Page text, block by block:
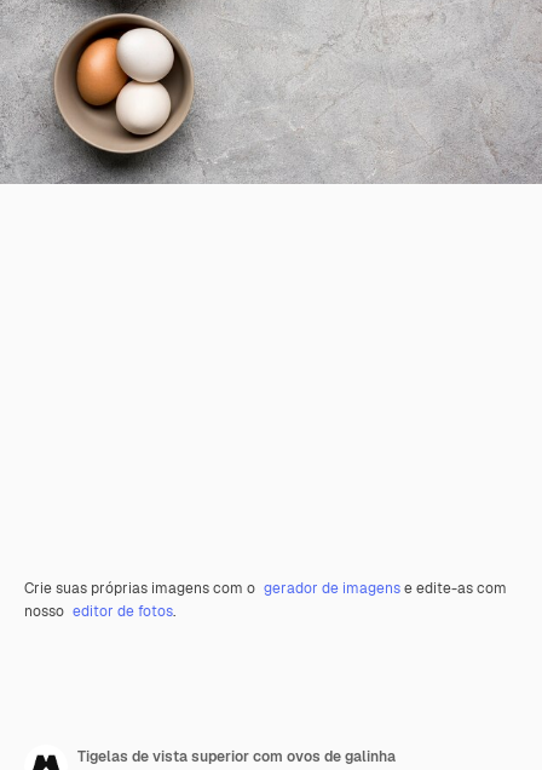
Crie suas próprias imagens com o gerador de imagense edite-as com
nosso editor de fotos.
Tigelas de vista superior com ovos de galinha